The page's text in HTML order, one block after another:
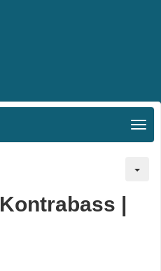
Kontrabass |